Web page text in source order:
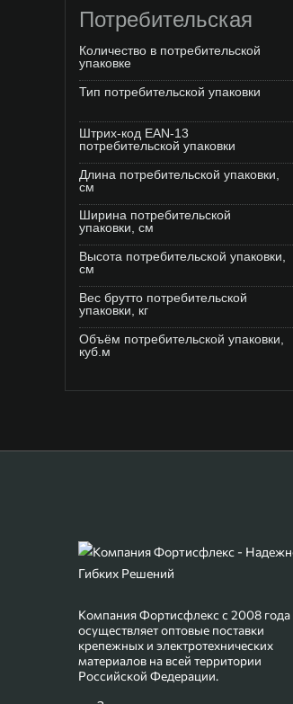
Потребительская
Количество в потребительской
упаковке
Тип потребительской упаковки
Штрих-код EAN-13
потребительской упаковки
Длина потребительской упаковки,
см
Ширина потребительской
упаковки, см
Высота потребительской упаковки,
см
Вес брутто потребительской
упаковки, кг
Объём потребительской упаковки,
куб.м
Компания Фортисфлекс с 2008 года
осуществляет оптовые поставки
крепежных и электротехнических
материалов на всей территории
Российской Федерации.